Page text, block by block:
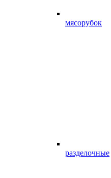
мясорубок
разделочные